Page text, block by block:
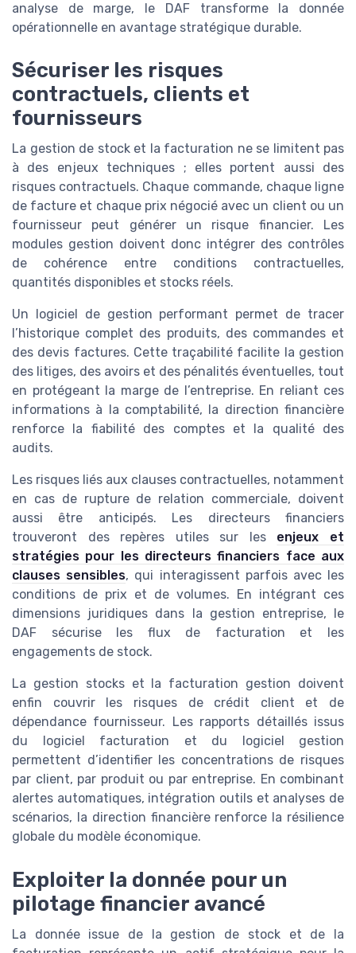
analyse de marge, le DAF transforme la donnée
opérationnelle en avantage stratégique durable.
Sécuriser les risques
contractuels, clients et
fournisseurs
La gestion de stock et la facturation ne se limitent pas
à des enjeux techniques ; elles portent aussi des
risques contractuels. Chaque commande, chaque ligne
de facture et chaque prix négocié avec un client ou un
fournisseur peut générer un risque financier. Les
modules gestion doivent donc intégrer des contrôles
de cohérence entre conditions contractuelles,
quantités disponibles et stocks réels.
Un logiciel de gestion performant permet de tracer
l’historique complet des produits, des commandes et
des devis factures. Cette traçabilité facilite la gestion
des litiges, des avoirs et des pénalités éventuelles, tout
en protégeant la marge de l’entreprise. En reliant ces
informations à la comptabilité, la direction financière
renforce la fiabilité des comptes et la qualité des
audits.
Les risques liés aux clauses contractuelles, notamment
en cas de rupture de relation commerciale, doivent
aussi être anticipés. Les directeurs financiers
trouveront des repères utiles sur les enjeux et
stratégies pour les directeurs financiers face aux
clauses sensibles, qui interagissent parfois avec les
conditions de prix et de volumes. En intégrant ces
dimensions juridiques dans la gestion entreprise, le
DAF sécurise les flux de facturation et les
engagements de stock.
La gestion stocks et la facturation gestion doivent
enfin couvrir les risques de crédit client et de
dépendance fournisseur. Les rapports détaillés issus
du logiciel facturation et du logiciel gestion
permettent d’identifier les concentrations de risques
par client, par produit ou par entreprise. En combinant
alertes automatiques, intégration outils et analyses de
scénarios, la direction financière renforce la résilience
globale du modèle économique.
Exploiter la donnée pour un
pilotage financier avancé
La donnée issue de la gestion de stock et de la